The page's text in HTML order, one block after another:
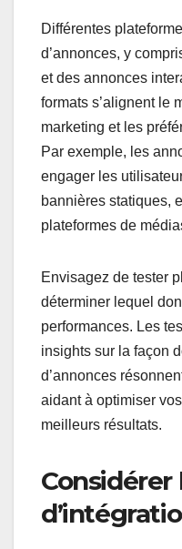
Différentes
d’annonces, y
et des annonces
formats s’alignent le
marketing et les
Par exemple, les
engager les
bannières statiques,
plateformes de
Envisagez de tester
déterminer lequel
performances. Les
insights sur la façon
d’annonces
aidant à optimiser
meilleurs résultats.
Considérer